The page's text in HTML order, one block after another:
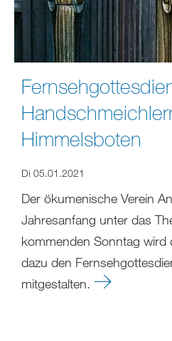
Himmelsboten
Di 05.01.2021
Der ökumenische Verein
Jahresanfang unter das
kommenden Sonntag wird
dazu den
mitgestalten.